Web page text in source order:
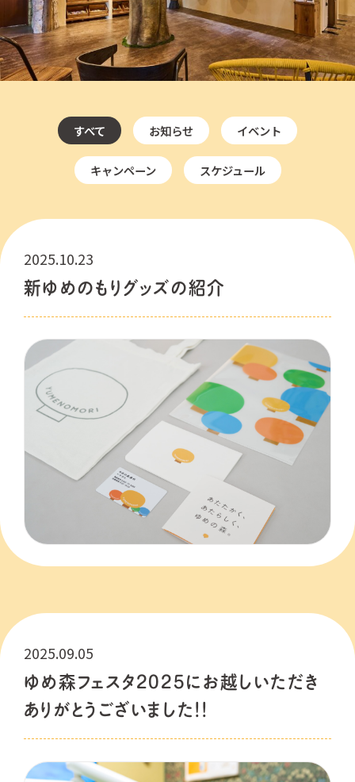
すべて お知らせ イベント
キャンペーン スケジュール
新ゆめのもりグッズの紹介
2025.10.23
ゆめ森フェスタ2025にお越しいただき
ありがとうございました！！
2025.09.05